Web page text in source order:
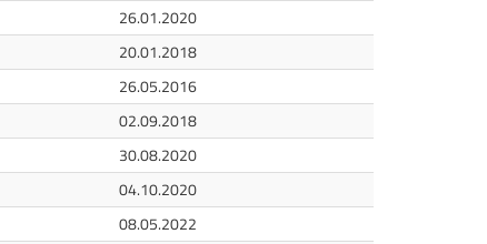
26.01.2020
20.01.2018
26.05.2016
02.09.2018
30.08.2020
04.10.2020
08.05.2022